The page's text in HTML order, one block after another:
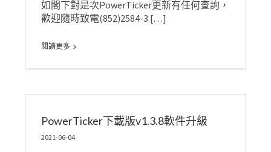
如閣下對是次PowerTicker更新有任何查詢，
歡迎隨時致電(852)2584-3 […]
閱讀更多
PowerTicker下載版v1.3.8軟件升級
2021-06-04